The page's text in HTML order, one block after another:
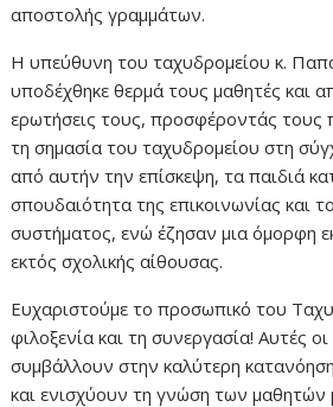
αποστολής γραμμάτων.
Η υπεύθυνη του ταχυδρομείου κ.
υποδέχθηκε θερμά τους μαθητές και
ερωτήσεις τους, προσφέροντάς τους
τη σημασία του ταχυδρομείου στη
από αυτήν την επίσκεψη, τα παιδιά
σπουδαιότητα της επικοινωνίας και
συστήματος, ενώ έζησαν μια όμορφη
εκτός σχολικής αίθουσας.
Ευχαριστούμε το προσωπικό του
φιλοξενία και τη συνεργασία! Αυτές οι
συμβάλλουν στην καλύτερη
και ενισχύουν τη γνώση των μαθητών